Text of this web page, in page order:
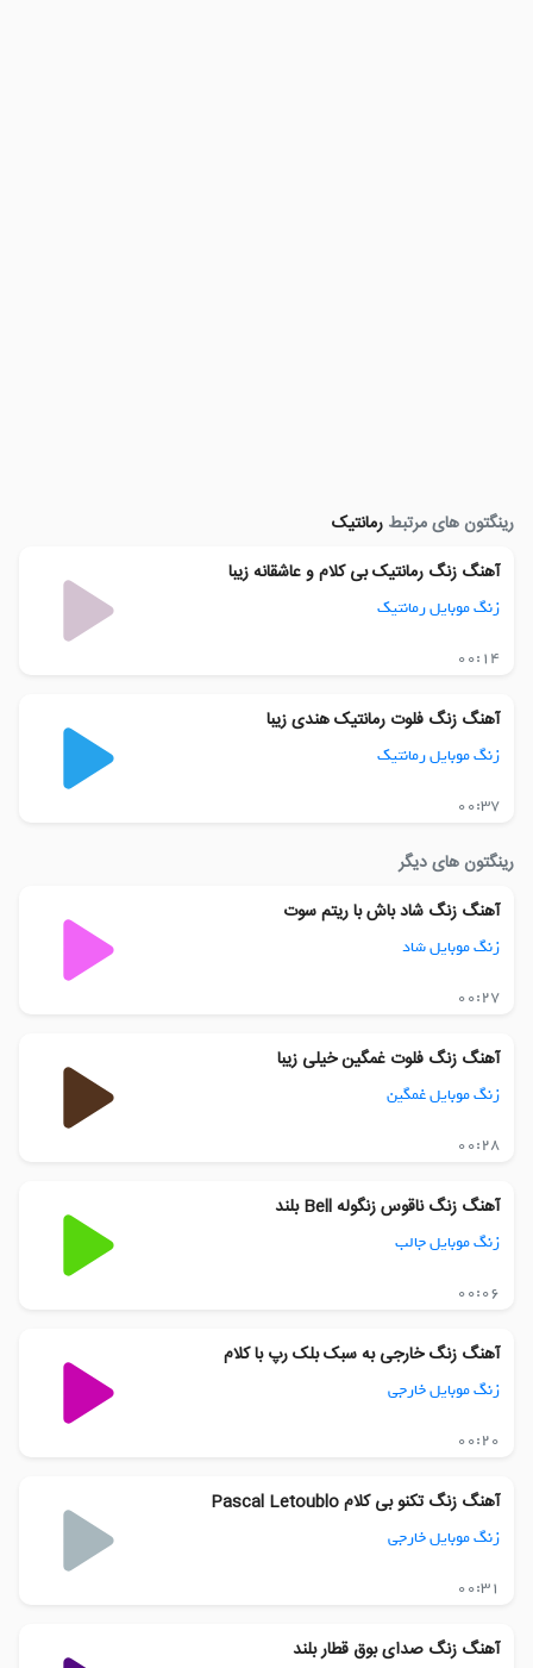
رینگتون های مرتبط رمانتیک
آهنگ زنگ رمانتیک بی کلام و عاشقانه زیبا
زنگ موبایل رمانتیک
00:14
آهنگ زنگ فلوت رمانتیک هندی زیبا
زنگ موبایل رمانتیک
00:37
رینگتون های دیگر
آهنگ زنگ شاد باش با ریتم سوت
زنگ موبایل شاد
00:27
آهنگ زنگ فلوت غمگین خیلی زیبا
زنگ موبایل غمگین
00:28
آهنگ زنگ ناقوس زنگوله Bell بلند
زنگ موبایل جالب
00:06
آهنگ زنگ خارجی به سبک بلک رپ با کلام
زنگ موبایل خارجی
00:20
آهنگ زنگ تکنو بی کلام Pascal Letoublo
زنگ موبایل خارجی
00:31
آهنگ زنگ صدای بوق قطار بلند